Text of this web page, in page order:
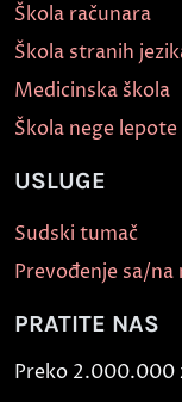
Škola računara
Škola stranih
Medicinska škola
Škola nege lepote
USLUGE
Sudski tumač
Prevođenje sa/na
PRATITE NAS
Preko 2.000.000